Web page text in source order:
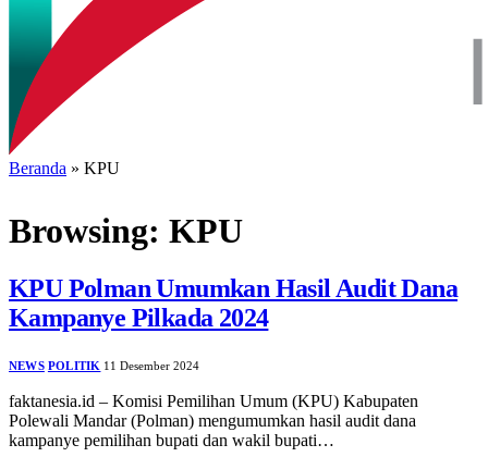
Beranda » KPU
Browsing: KPU
KPU Polman Umumkan Hasil Audit Dana
Kampanye Pilkada 2024
NEWS POLITIK 11 Desember 2024
faktanesia.id – Komisi Pemilihan Umum (KPU) Kabupaten
Polewali Mandar (Polman) mengumumkan hasil audit dana
kampanye pemilihan bupati dan wakil bupati…